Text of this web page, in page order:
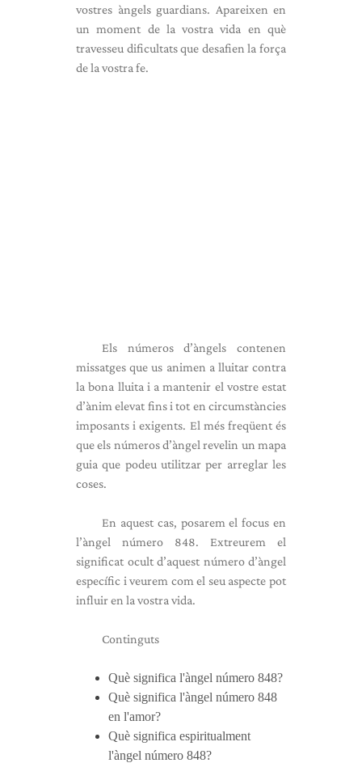
vostres àngels guardians. Apareixen en
un moment de la vostra vida en què
travesseu dificultats que desafien la força
de la vostra fe.
Els números d’àngels contenen
missatges que us animen a lluitar contra
la bona lluita i a mantenir el vostre estat
d’ànim elevat fins i tot en circumstàncies
imposants i exigents. El més freqüent és
que els números d’àngel revelin un mapa
guia que podeu utilitzar per arreglar les
coses.
En aquest cas, posarem el focus en
l’àngel número 848. Extreurem el
significat ocult d’aquest número d’àngel
específic i veurem com el seu aspecte pot
influir en la vostra vida.
Continguts
Què significa l'àngel número 848?
Què significa l'àngel número 848
en l'amor?
Què significa espiritualment
l'àngel número 848?